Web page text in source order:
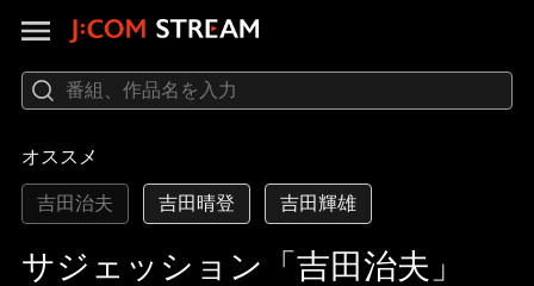
オススメ
吉田治夫 吉田晴登 吉田輝雄
サジェッション「吉田治夫」